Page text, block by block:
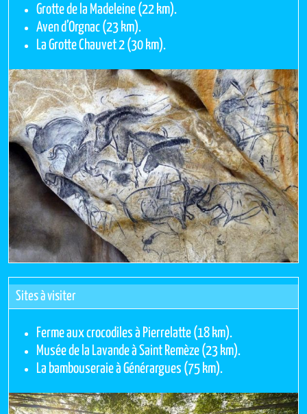
Grotte de la Madeleine (22 km).
Aven d’Orgnac (23 km).
La Grotte Chauvet 2 (30 km).
Sites à visiter
Ferme aux crocodiles à Pierrelatte (18 km).
Musée de la Lavande à Saint Remèze (23 km).
La bambouseraie à Générargues (75 km).